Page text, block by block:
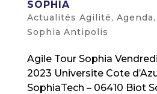
SOPHIA
Actualités Agilité, Agenda,
Sophia Antipolis
Agile Tour Sophia
2023 Universite Cote
SophiaTech – 06410 Biot